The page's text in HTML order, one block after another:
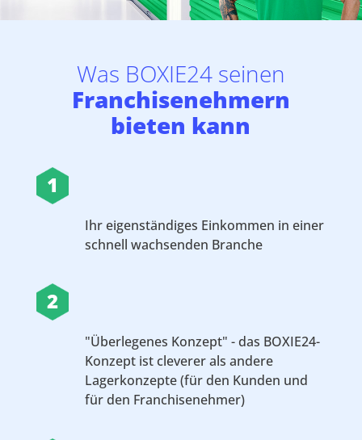
Was BOXIE24 seinen
Franchisenehmern
bieten kann
1
Ihr eigenständiges Einkommen in einer
schnell wachsenden Branche
2
"Überlegenes Konzept" - das BOXIE24-
Konzept ist cleverer als andere
Lagerkonzepte (für den Kunden und
für den Franchisenehmer)